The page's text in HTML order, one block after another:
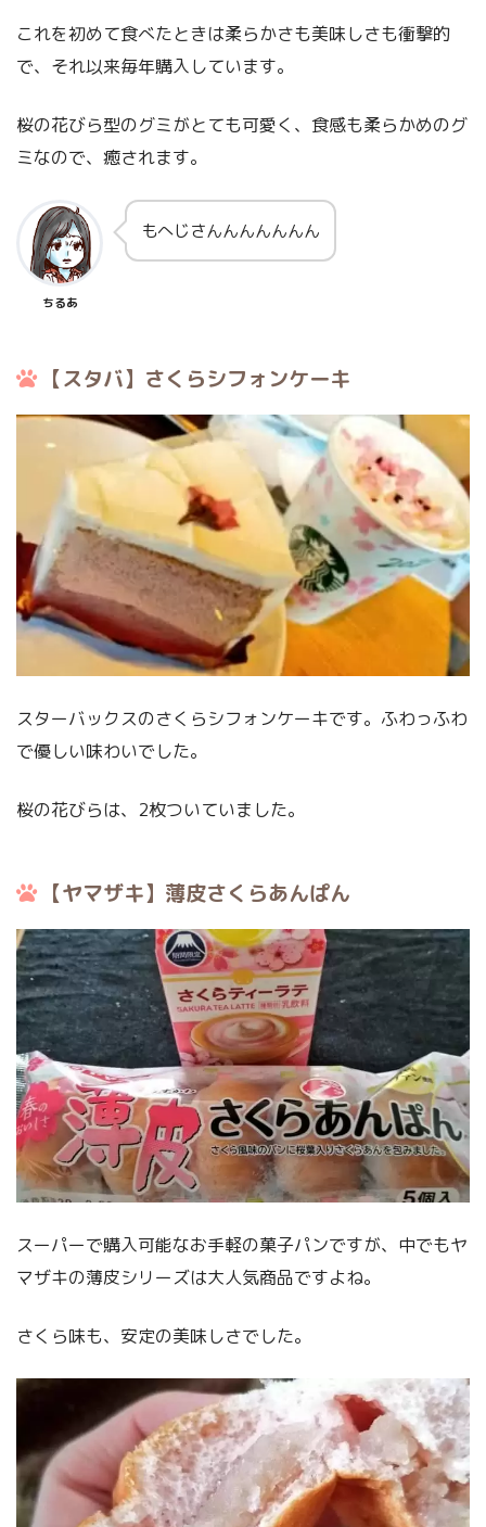
これを初めて食べたときは柔らかさも美味しさも衝撃的
で、それ以来毎年購入しています。
桜の花びら型のグミがとても可愛く、食感も柔らかめのグ
ミなので、癒されます。
ちるあ
もへじさんんんんんんん
【スタバ】さくらシフォンケーキ
スターバックスのさくらシフォンケーキです。ふわっふわ
で優しい味わいでした。
桜の花びらは、2枚ついていました。
【ヤマザキ】薄皮さくらあんぱん
スーパーで購入可能なお手軽の菓子パンですが、中でもヤ
マザキの薄皮シリーズは大人気商品ですよね。
さくら味も、安定の美味しさでした。